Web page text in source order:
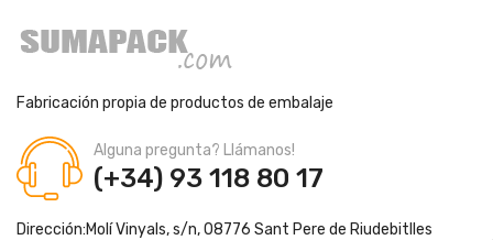
Fabricación propia de productos de embalaje
Alguna pregunta? Llámanos!
(+34) 93 118 80 17
Dirección:Molí Vinyals, s/n, 08776 Sant Pere de Riudebitlles